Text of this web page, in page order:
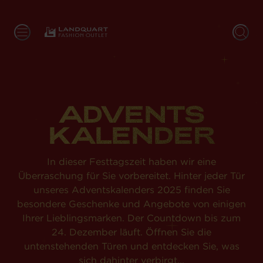
ADVENTS
KALENDER
In dieser Festtagszeit haben wir eine
Überraschung für Sie vorbereitet. Hinter jeder Tür
unseres Adventskalenders 2025 finden Sie
besondere Geschenke und Angebote von einigen
Ihrer Lieblingsmarken. Der Countdown bis zum
24. Dezember läuft. Öffnen Sie die
untenstehenden Türen und entdecken Sie, was
sich dahinter verbirgt...